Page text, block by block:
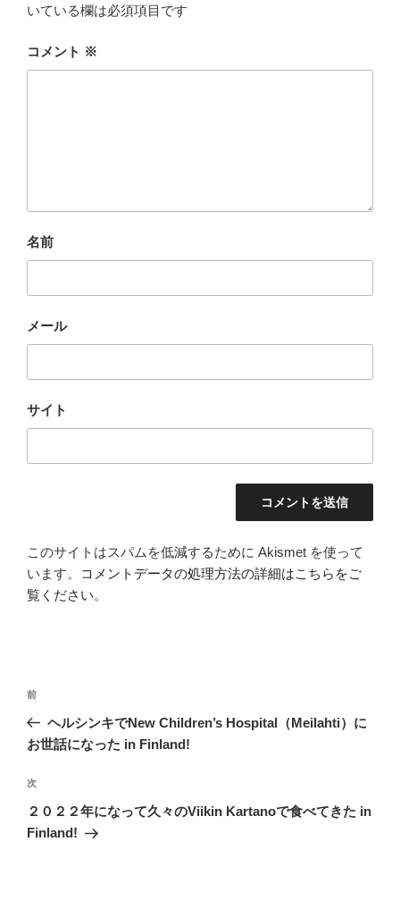
いている欄は必須項目です
コメント ※
名前
メール
サイト
このサイトはスパムを低減するために Akismet を使って
います。
コメントデータの処理方法の詳細はこちらをご
覧ください。
投
ナ
ゲ
ー
シ
前
の
投
前
ヘルシンキでNew Children’s Hospital（Meilahti）に
お世話になった in Finland!
次
の
投
次
２０２２年になって久々のViikin Kartanoで食べてきた in
Finland!